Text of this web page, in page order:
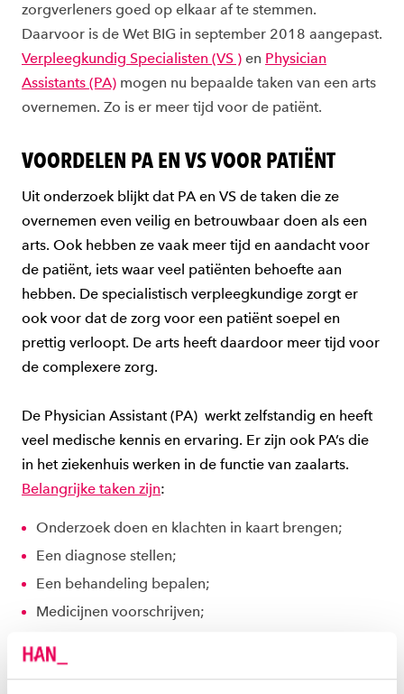
zorgverleners goed op elkaar af te stemmen.
Daarvoor is de Wet BIG in september 2018 aangepast.
Verpleegkundig Specialisten (VS ) en Physician
Assistants (PA) mogen nu bepaalde taken van een arts
overnemen. Zo is er meer tijd voor de patiënt.
VOORDELEN PA EN VS VOOR PATIËNT
Uit onderzoek blijkt dat PA en VS de taken die ze
overnemen even veilig en betrouwbaar doen als een
arts. Ook hebben ze vaak meer tijd en aandacht voor
de patiënt, iets waar veel patiënten behoefte aan
hebben. De specialistisch verpleegkundige zorgt er
ook voor dat de zorg voor een patiënt soepel en
prettig verloopt. De arts heeft daardoor meer tijd voor
de complexere zorg.
De Physician Assistant (PA) werkt zelfstandig en heeft
veel medische kennis en ervaring. Er zijn ook PA’s die
in het ziekenhuis werken in de functie van zaalarts.
Belangrijke taken zijn:
Onderzoek doen en klachten in kaart brengen;
Een diagnose stellen;
Een behandeling bepalen;
Medicijnen voorschrijven;
Voorlichting geven.